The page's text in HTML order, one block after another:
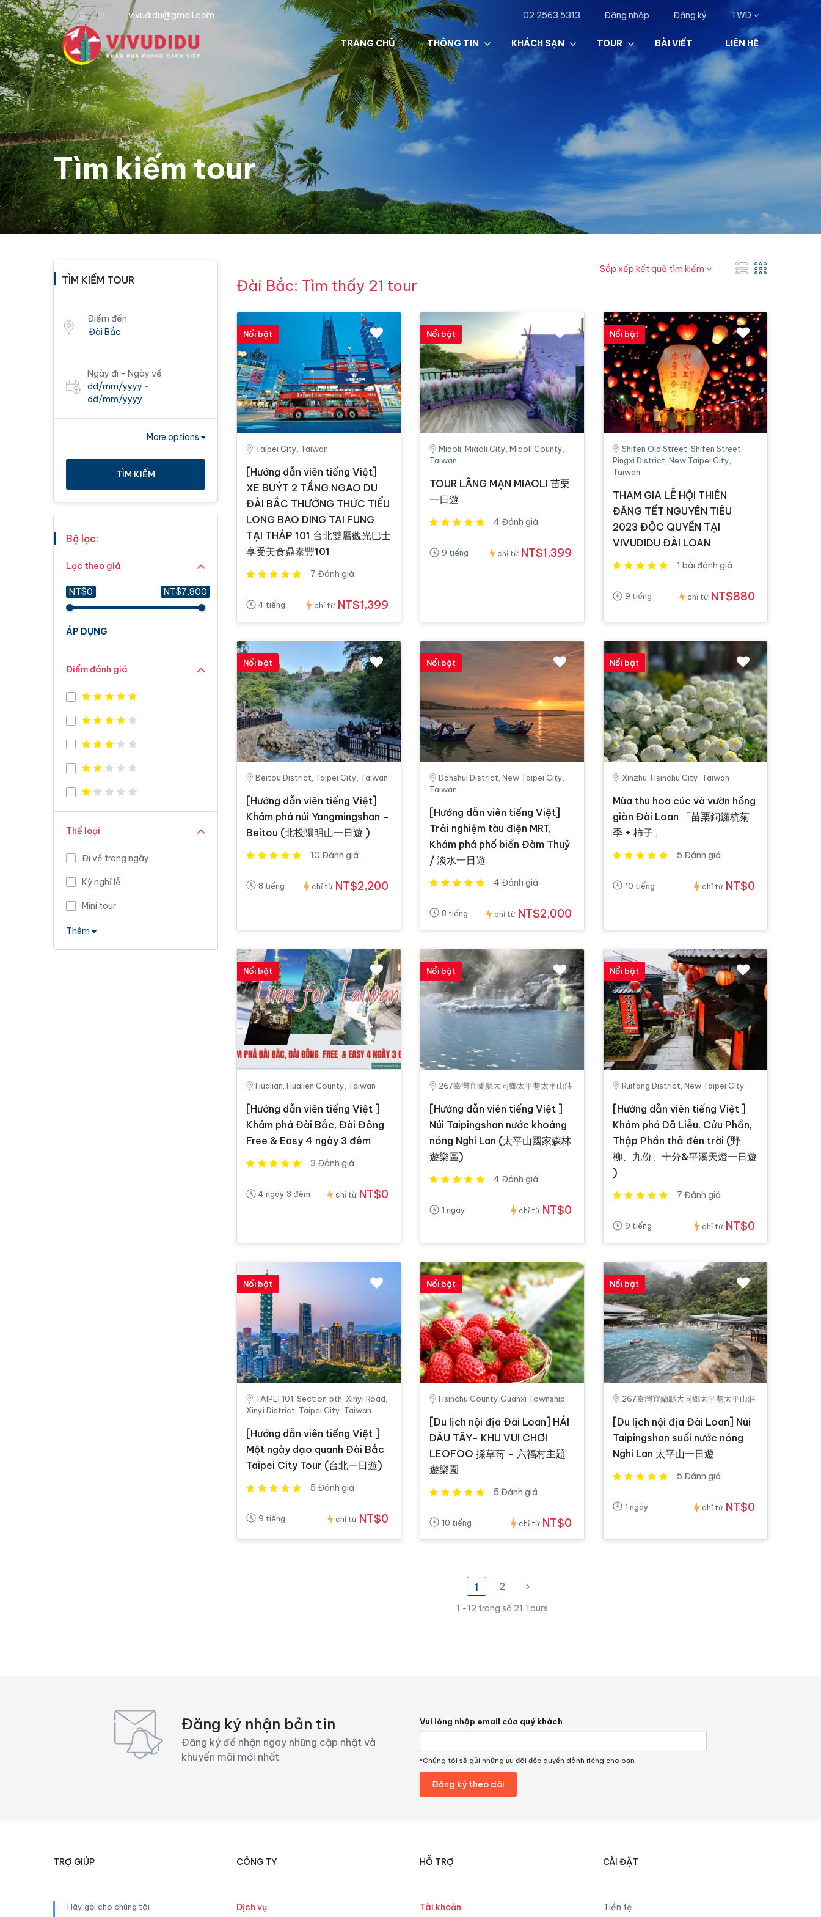
vivudidu@gmail.com 02 2563 5313 Đăng nhập Đăng ký TWD
TRANG CHỦ THÔNG TIN KHÁCH SẠN TOUR BÀI VIẾT LIÊN HỆ
Tìm kiếm tour
TÌM KIẾM TOUR
Điểm đến
Ngày đi - Ngày về
dd/mm/yyyy -
dd/mm/yyyy
More options
TÌM KIẾM
Bộ lọc:
Lọc theo giá
NT$0 NT$7,800
ÁP DỤNG
Điểm đánh giá
Thể loại
Đi về trong ngày
Kỳ nghỉ lễ
Mini tour
Thêm
Sắp xếp kết quả tìm kiếm
Đài Bắc: Tìm thấy 21 tour
Nổi bật
Taipei City, Taiwan
[Hướng dẫn viên tiếng Việt]
XE BUÝT 2 TẦNG NGAO DU
ĐÀI BẮC THƯỞNG THỨC TIỂU
LONG BAO DING TAI FUNG
TẠI THÁP 101 台北雙層觀光巴士
享受美食鼎泰豐101
7 Đánh giá
4 tiếng chỉ từ NT$1,399
Nổi bật
Miaoli, Miaoli City, Miaoli County,
Taiwan
TOUR LÃNG MẠN MIAOLI 苗栗
一日遊
4 Đánh giá
9 tiếng chỉ từ NT$1,399
Nổi bật
Shifen Old Street, Shifen Street,
Pingxi District, New Taipei City,
Taiwan
THAM GIA LỄ HỘI THIÊN
ĐĂNG TẾT NGUYÊN TIÊU
2023 ĐỘC QUYỀN TẠI
VIVUDIDU ĐÀI LOAN
1 bài đánh giá
9 tiếng chỉ từ NT$880
Nổi bật
Beitou District, Taipei City, Taiwan
[Hướng dẫn viên tiếng Việt]
Khám phá núi Yangmingshan –
Beitou (北投陽明山一日遊 )
10 Đánh giá
8 tiếng chỉ từ NT$2,200
Nổi bật
Danshui District, New Taipei City,
Taiwan
[Hướng dẫn viên tiếng Việt]
Trải nghiệm tàu điện MRT,
Khám phá phố biển Đàm Thuỷ
/ 淡水一日遊
4 Đánh giá
8 tiếng chỉ từ NT$2,000
Nổi bật
Xinzhu, Hsinchu City, Taiwan
Mùa thu hoa cúc và vườn hồng
giòn Đài Loan 「苗栗銅鑼杭菊
季 + 柿子」
5 Đánh giá
10 tiếng chỉ từ NT$0
Nổi bật
Hualian, Hualien County, Taiwan
[Hướng dẫn viên tiếng Việt ]
Khám phá Đài Bắc, Đài Đông
Free & Easy 4 ngày 3 đêm
3 Đánh giá
4 ngày 3 đêm chỉ từ NT$0
Nổi bật
267臺灣宜蘭縣大同鄉太平巷太平山莊
[Hướng dẫn viên tiếng Việt ]
Núi Taipingshan nước khoáng
nóng Nghi Lan (太平山國家森林
遊樂區)
4 Đánh giá
1 ngày chỉ từ NT$0
Nổi bật
Ruifang District, New Taipei City
[Hướng dẫn viên tiếng Việt ]
Khám phá Dã Liễu, Cửu Phần,
Thập Phần thả đèn trời (野
柳、九份、十分&平溪天燈一日遊
)
7 Đánh giá
9 tiếng chỉ từ NT$0
Nổi bật
TAIPEI 101, Section 5th, Xinyi Road,
Xinyi District, Taipei City, Taiwan
[Hướng dẫn viên tiếng Việt ]
Một ngày dạo quanh Đài Bắc
Taipei City Tour (台北一日遊)
5 Đánh giá
9 tiếng chỉ từ NT$0
Nổi bật
Hsinchu County Guanxi Township
[Du lịch nội địa Đài Loan] HÁI
DÂU TÂY- KHU VUI CHƠI
LEOFOO 採草莓 – 六福村主題
遊樂園
5 Đánh giá
10 tiếng chỉ từ NT$0
Nổi bật
267臺灣宜蘭縣大同鄉太平巷太平山莊
[Du lịch nội địa Đài Loan] Núi
Taipingshan suối nước nóng
Nghi Lan 太平山一日遊
5 Đánh giá
1 ngày chỉ từ NT$0
1 2
1 -12 trong số 21 Tours
Đăng ký nhận bản tin
Đăng ký để nhận ngay những cập nhật và
khuyến mãi mới nhất
Vui lòng nhập email của quý khách
*Chúng tôi sẽ gửi những ưu đãi độc quyền dành riêng cho bạn
TRỢ GIÚP
Hãy gọi cho chúng tôi
CÔNG TY
Dịch vụ
HỖ TRỢ
Tài khoản
CÀI ĐẶT
Tiền tệ